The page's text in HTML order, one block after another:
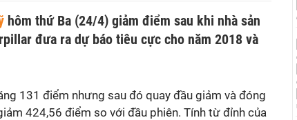
hôm thứ Ba (24/4) giảm điểm sau khi nhà sản
đưa ra dự báo tiêu cực cho năm 2018 và
131 điểm nhưng sau đó quay đầu giảm và đóng
424,56 điểm so với đầu phiên. Tính từ đỉnh của